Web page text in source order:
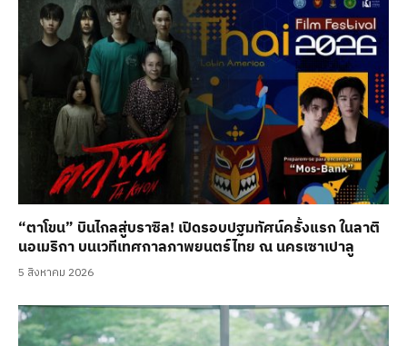
“ตาโขน” บินไกลสู่บราซิล! เปิดรอบปฐมทัศน์ครั้งแรก ในลาติ
นอเมริกา บนเวทีเทศกาลภาพยนตร์ไทย ณ นครเซาเปาลู
5 สิงหาคม 2026